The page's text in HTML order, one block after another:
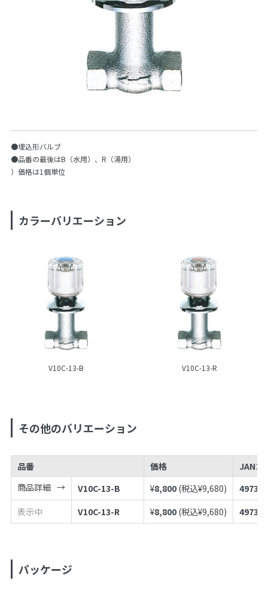
●埋込形バルブ
●品番の最後はB（水用）、R（湯用）
）価格は1個単位
カラーバリエーション
V10C-13-B V10C-13-R
その他のバリエーション
品番 価格
JANコ
商品詳細
V10C-13-B ¥8,800 (税込¥9,680)
表示中
V10C-13-R ¥8,800 (税込¥9,680)
パッケージ